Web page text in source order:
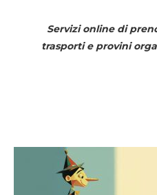
Servizi online di
trasporti e provini